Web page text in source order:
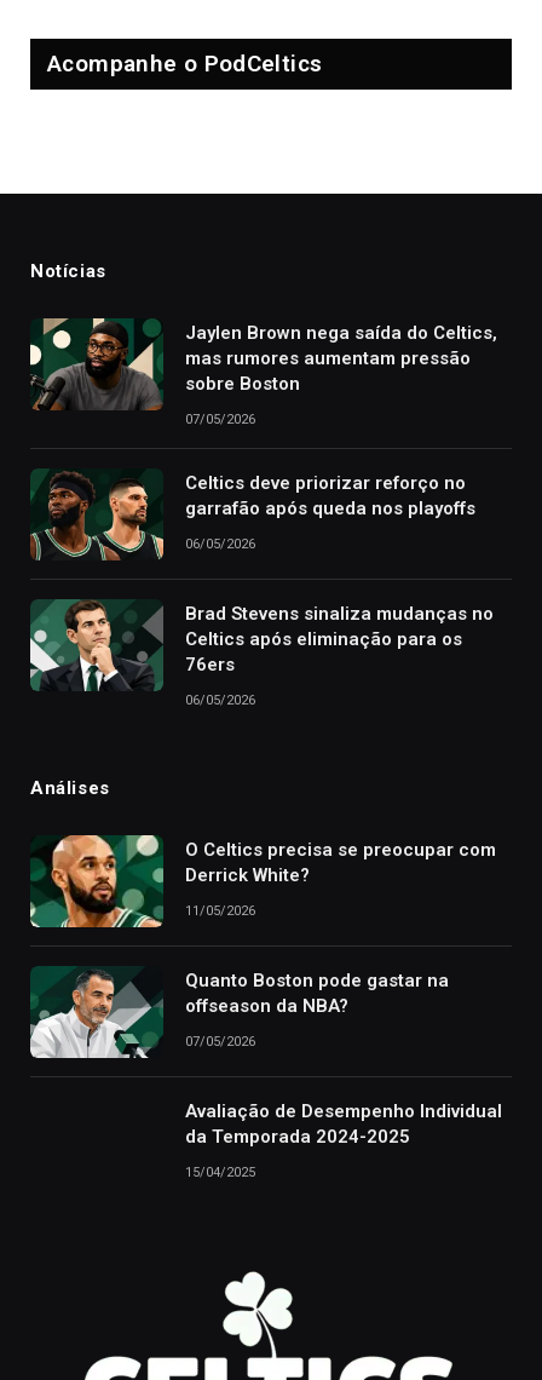
Acompanhe o PodCeltics
Notícias
Jaylen Brown nega saída do Celtics,
mas rumores aumentam pressão
sobre Boston
07/05/2026
Celtics deve priorizar reforço no
garrafão após queda nos playoffs
06/05/2026
Brad Stevens sinaliza mudanças no
Celtics após eliminação para os
76ers
06/05/2026
Análises
O Celtics precisa se preocupar com
Derrick White?
11/05/2026
Quanto Boston pode gastar na
offseason da NBA?
07/05/2026
Avaliação de Desempenho Individual
da Temporada 2024-2025
15/04/2025